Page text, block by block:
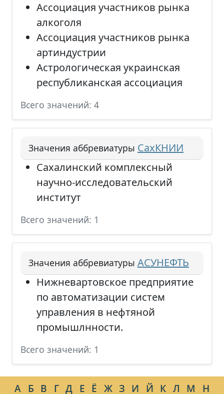
Ассоциация участников рынка
алкоголя
Ассоциация участников рынка
артиндустрии
Астрологическая украинская
республиканская ассоциация
Всего значений: 4
Значения аббревиатуры СахКНИИ
Сахалинский комплексный
научно-исследовательский
институт
Всего значений: 1
Значения аббревиатуры АСУНЕФТЬ
Нижневартовское предприятие
по автоматизации систем
управления в нефтяной
промышлнности.
Всего значений: 1
А Б В Г Д Е Ё Ж З И Й К Л М Н